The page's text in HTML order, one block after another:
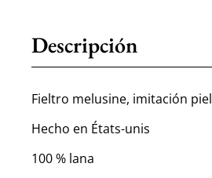
Descripción
Fieltro melusine, imitación piel
Hecho en États-unis
100 % lana